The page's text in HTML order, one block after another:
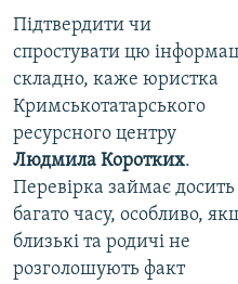
Підтвердити чи
спростувати цю
складно, каже юристка
Кримськотатарського
ресурсного центру
Людмила Коротких.
Перевірка займає досить
багато часу, особливо,
близькі та родичі не
розголошують факт